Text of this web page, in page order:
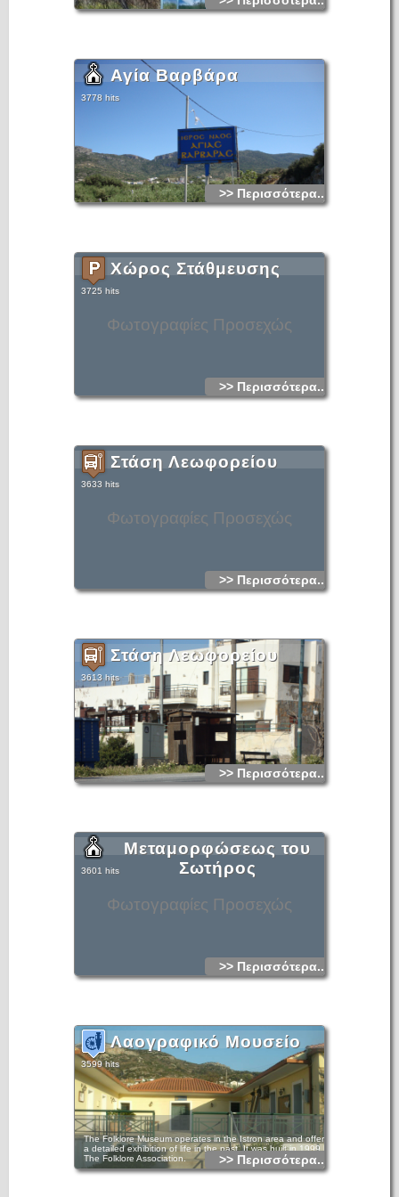
Αγία Βαρβάρα
3778 hits
>> Περισσότερα...
Φωτογραφίες Προσεχώς
Χώρος Στάθμευσης
3725 hits
>> Περισσότερα...
Φωτογραφίες Προσεχώς
Στάση Λεωφορείου
3633 hits
>> Περισσότερα...
Στάση Λεωφορείου
3613 hits
>> Περισσότερα...
Φωτογραφίες Προσεχώς
Μεταμορφώσεως του
Σωτήρος
3601 hits
>> Περισσότερα...
Λαογραφικό Μουσείο
3599 hits
The Folklore Museum operates in the Istron area and offers
a detailed exhibition of life in the past. It was built in 1999 by
The Folklore Association.
>> Περισσότερα...